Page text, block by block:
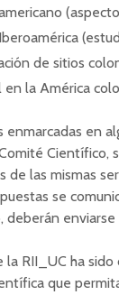
de sitios
la América
en
Científico,
de las mismas
se
RII_UC ha
que